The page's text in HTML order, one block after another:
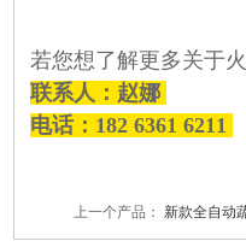
若您想了解更多关于
联系人：赵娜
电话：182 6361 6211
上一个产品： 新款全自动